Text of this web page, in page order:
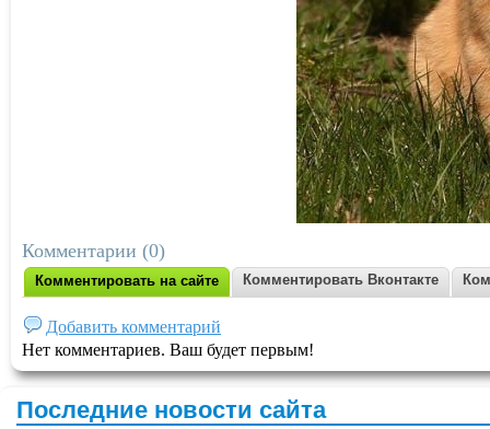
Комментарии (0)
Комментировать на сайте Комментировать Вконтакте
Добавить комментарий
Нет комментариев. Ваш будет первым!
Последние новости сайта